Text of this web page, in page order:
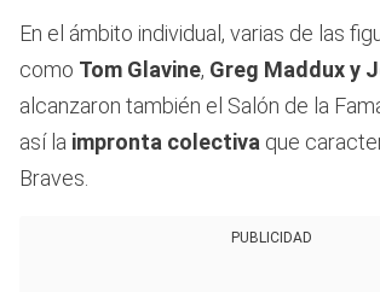
En el ámbito individual, varias de las
como Tom Glavine, Greg Maddux y
alcanzaron también el Salón de la
así la impronta colectiva que
Braves.
PUBLICIDAD